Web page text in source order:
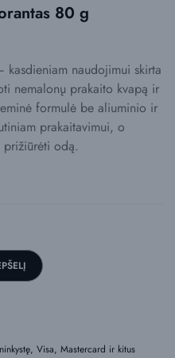
80 g
kasdieniam naudojimui skirta
nemalonų prakaito kvapą ir
formulė be aliuminio ir
prakaitavimui, o
prižiūrėti odą.
Visa, Mastercard ir kitus